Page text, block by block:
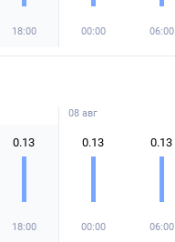
18:00 00:00 06:00
0.13
18:00
08 авг
0.13
00:00
0.13
06:00